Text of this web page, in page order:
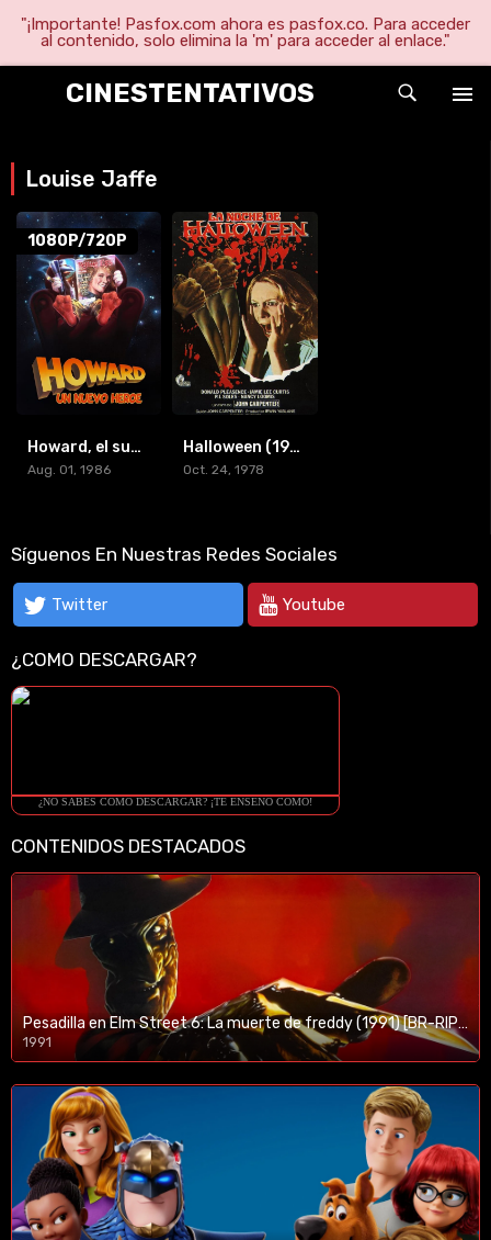
"¡Importante! Pasfox.com ahora es pasfox.co. Para acceder
al contenido, solo elimina la 'm' para acceder al enlace."
CINESTENTATIVOS
Louise Jaffe
1080P/720P
Howard, el superhéroe (1998) [BR-RIP] [HD-1080p]
Aug. 01, 1986
Halloween (1978)
Oct. 24, 1978
Síguenos En Nuestras Redes Sociales
Twitter Youtube
¿COMO DESCARGAR?
¿NO SABES COMO DESCARGAR? ¡TE ENSEÑO COMO!
CONTENIDOS DESTACADOS
Pesadilla en Elm Street 6: La muerte de freddy (1991) [BR-RIP] [HD-1080p]
1991